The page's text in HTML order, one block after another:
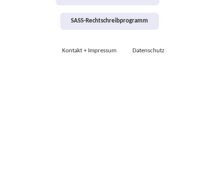
SASS-Rechtschreibprogramm
Kontakt + Impressum Datenschutz